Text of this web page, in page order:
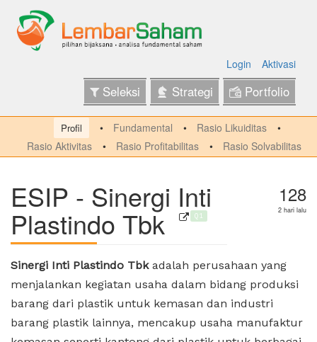
Login Aktivasi
Seleksi Strategi Portfolio
Profil Fundamental
Rasio Likuiditas
Rasio Aktivitas
Rasio Profitabilitas Rasio Solvabilitas
ESIP - Sinergi Inti
Plastindo Tbk Q1
128
2 hari lalu
Sinergi Inti Plastindo Tbkadalah perusahaan yang
menjalankan kegiatan usaha dalam bidang produksi
barang dari plastik untuk kemasan dan industri
barang plastik lainnya, mencakup usaha manufaktur